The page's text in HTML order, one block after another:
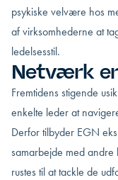
psykiske velvære hos
af virksomhederne at
ledelsesstil.
Netværk
Fremtidens stigende
enkelte leder at
Derfor tilbyder EGN
samarbejde med
rustes til at tackle de